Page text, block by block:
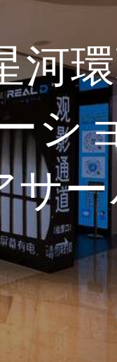
河
シ
サ